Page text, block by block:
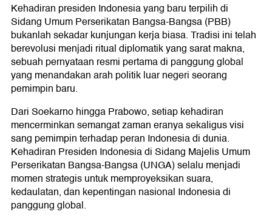
Kehadiran presiden Indonesia yang baru terpilih di
Sidang Umum Perserikatan Bangsa-Bangsa (PBB)
bukanlah sekadar kunjungan kerja biasa. Tradisi ini telah
berevolusi menjadi ritual diplomatik yang sarat makna,
sebuah pernyataan resmi pertama di panggung global
yang menandakan arah politik luar negeri seorang
pemimpin baru.
Dari Soekarno hingga Prabowo, setiap kehadiran
mencerminkan semangat zaman eranya sekaligus visi
sang pemimpin terhadap peran Indonesia di dunia.
Kehadiran Presiden Indonesia di Sidang Majelis Umum
Perserikatan Bangsa-Bangsa (UNGA) selalu menjadi
momen strategis untuk memproyeksikan suara,
kedaulatan, dan kepentingan nasional Indonesia di
panggung global.